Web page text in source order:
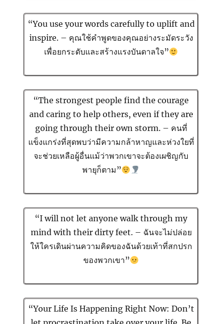
“You use your words carefully to uplift and
inspire. – คุณใช้คำพูดของคุณอย่างระมัดระวัง
เพื่อยกระดับและสร้างแรงบันดาลใจ”
“The strongest people find the courage
and caring to help others, even if they are
going through their own storm. – คนที่
แข็งแกร่งที่สุดพบว่ามีความกล้าหาญและห่วงใยที่
จะช่วยเหลือผู้อื่นแม้ว่าพวกเขาจะต้องเผชิญกับ
พายุก็ตาม”
“I will not let anyone walk through my
mind with their dirty feet. – ฉันจะไม่ปล่อย
ให้ใครเดินผ่านความคิดของฉันด้วยเท้าที่สกปรก
ของพวกเขา”
“Your Life Is Happening Right Now: Don’t